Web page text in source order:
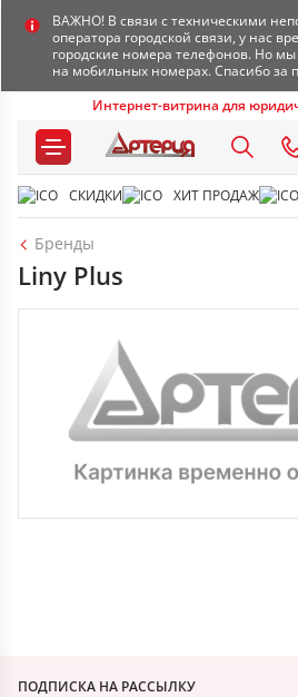
ВАЖНО! В связи с техническими
оператора городской связи, у нас
городские номера телефонов. Но
на мобильных номерах. Спасибо за
Интернет-витрина для
СКИДКИ ХИТ ПРОДАЖ
Бренды
Linу Plus
ПОДПИСКА НА РАССЫЛКУ